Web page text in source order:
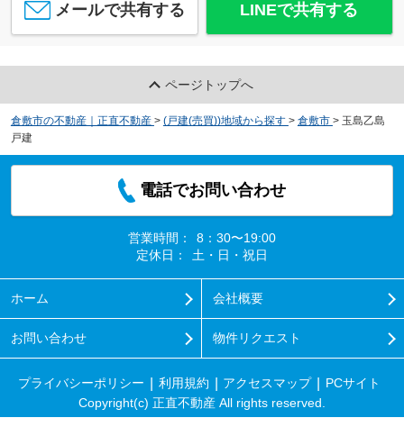
メールで共有する LINEで共有する
ページトップへ
倉敷市の不動産｜正直不動産 > (戸建(売買))地域から探す > 倉敷市 > 玉島乙島
戸建
電話でお問い合わせ
営業時間：
8：30〜19:00
定休日：
土・日・祝日
ホーム 会社概要
お問い合わせ 物件リクエスト
プライバシーポリシー 利用規約 アクセスマップ
PCサイト
Copyright(c) 正直不動産 All rights reserved.